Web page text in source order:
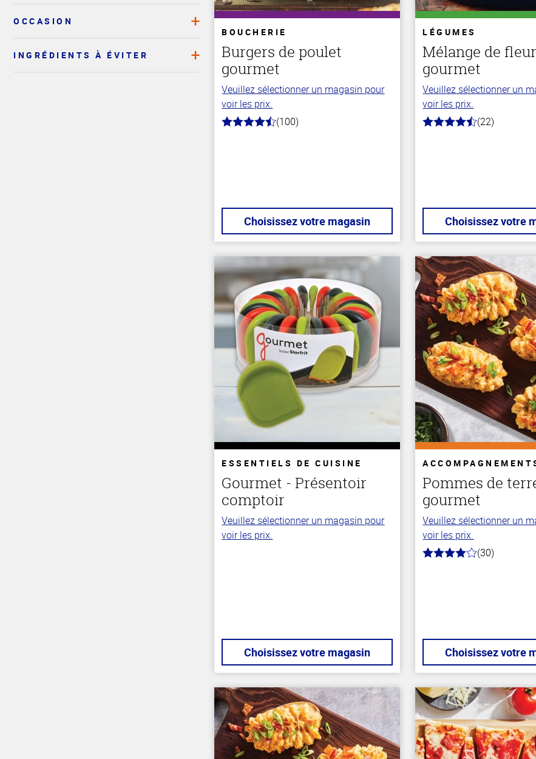
BOUCHERIE
Burgers de poulet
gourmet
Veuillez sélectionner un magasin pour
voir les prix.
4.5
(100)
Choisissez votre magasin
LÉGUMES
Mélange de
gourmet
Veuillez sélectionner un
voir les prix.
4.2
(22)
Choisissez votre
ESSENTIELS DE CUISINE
Gourmet - Présentoir
comptoir
Veuillez sélectionner un magasin pour
voir les prix.
Choisissez votre magasin
Pommes de
gourmet
Veuillez sélectionner un
voir les prix.
4.0
(30)
Choisissez votre
OCCASION
INGRÉDIENTS À ÉVITER